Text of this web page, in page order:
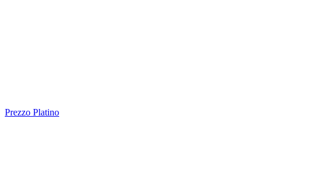
Prezzo Platino